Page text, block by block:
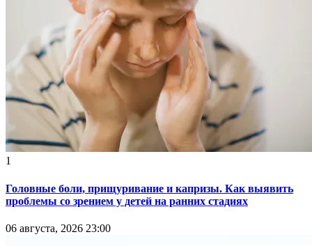
1
Головные боли, прищуривание и капризы. Как выявить
проблемы со зрением у детей на ранних стадиях
06 августа, 2026 23:00